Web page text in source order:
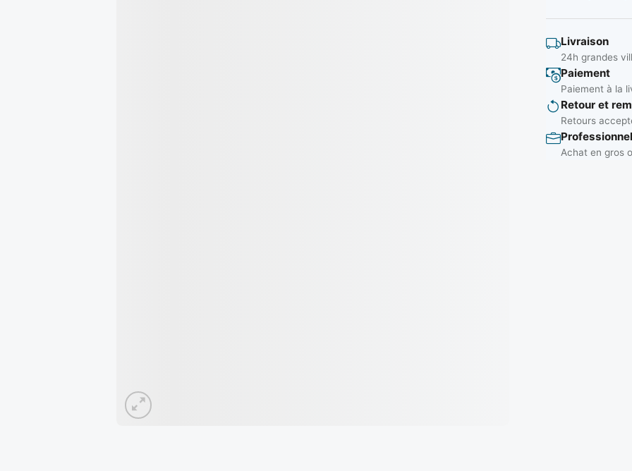
Livraison
24h grandes
Paiement
Paiement à la
Retour et
Retours
Achat en gros